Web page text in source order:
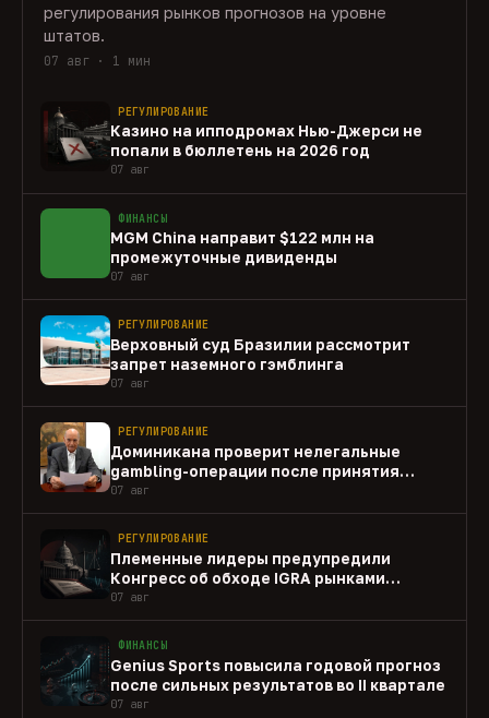
регулирования рынков прогнозов на уровне
штатов.
07 авг · 1 мин
РЕГУЛИРОВАНИЕ
Казино на ипподромах Нью-Джерси не
попали в бюллетень на 2026 год
07 авг
ФИНАНСЫ
MGM China направит $122 млн на
промежуточные дивиденды
07 авг
РЕГУЛИРОВАНИЕ
Верховный суд Бразилии рассмотрит
запрет наземного гэмблинга
07 авг
РЕГУЛИРОВАНИЕ
Доминикана проверит нелегальные
gambling-операции после принятия
закона
07 авг
РЕГУЛИРОВАНИЕ
Племенные лидеры предупредили
Конгресс об обходе IGRA рынками
прогнозов
07 авг
ФИНАНСЫ
Genius Sports повысила годовой прогноз
после сильных результатов во II квартале
07 авг